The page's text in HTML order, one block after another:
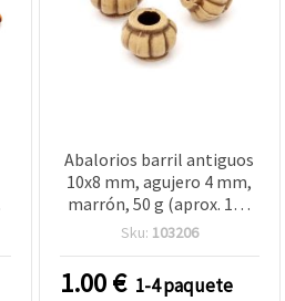
Abalorios barril antiguos
10x8 mm, agujero 4 mm,
marrón, 50 g (aprox. 110
uds.) para bisutería y
Sku: 103206
1.00€ 1-4 paquete